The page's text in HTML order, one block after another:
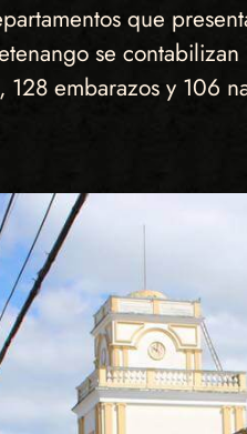
que
se
embarazos y 106